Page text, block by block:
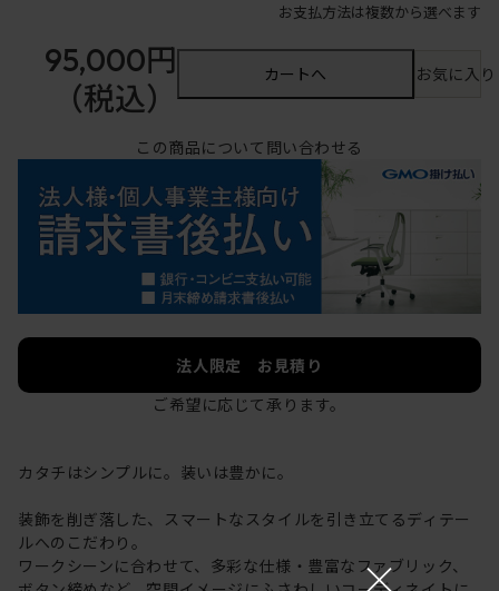
お支払方法は複数から選べます
95,000円
（税込）
カートへ お気に入
この商品について問い合わせる
法人限定 お見積り
ご希望に応じて承ります。
カタチはシンプルに。装いは豊かに。
装飾を削ぎ落した、スマートなスタイルを引き立てるディテー
ルへのこだわり。
ワークシーンに合わせて、多彩な仕様・豊富なファブリック、
×